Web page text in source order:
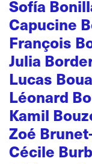
Sofía
Capucine
François
Julia
Lucas
Léonard
Kamil
Zoé
Cécile